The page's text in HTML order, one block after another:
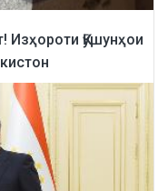
Изҳороти Қӯшунҳои